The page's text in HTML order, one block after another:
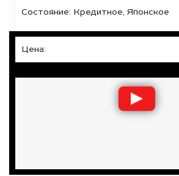
Состояние: Кредитное, Японское
Цена: